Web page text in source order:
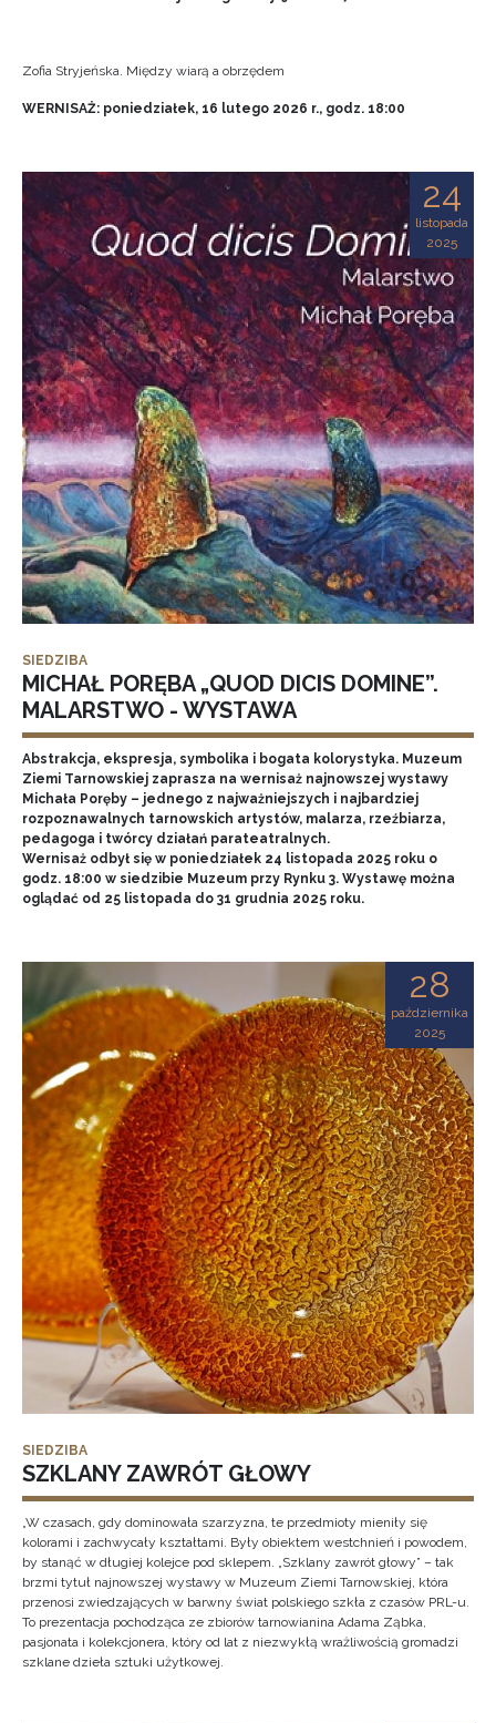
Zofia Stryjeńska. Między wiarą a obrzędem
WERNISAŻ: poniedziałek, 16 lutego 2026 r., godz. 18:00
24
listopada
2025
SIEDZIBA
MICHAŁ PORĘBA „QUOD DICIS DOMINE”.
MALARSTWO - WYSTAWA
Abstrakcja, ekspresja, symbolika i bogata kolorystyka. Muzeum
Ziemi Tarnowskiej zaprasza na wernisaż najnowszej wystawy
Michała Poręby – jednego z najważniejszych i najbardziej
rozpoznawalnych tarnowskich artystów, malarza, rzeźbiarza,
pedagoga i twórcy działań parateatralnych.
Wernisaż odbył się w poniedziałek 24 listopada 2025 roku o
godz. 18:00 w siedzibie Muzeum przy Rynku 3. Wystawę można
oglądać od 25 listopada do 31 grudnia 2025 roku.
28
października
2025
SIEDZIBA
SZKLANY ZAWRÓT GŁOWY
„W czasach, gdy dominowała szarzyzna, te przedmioty mieniły się
kolorami i zachwycały kształtami. Były obiektem westchnień i powodem,
by stanąć w długiej kolejce pod sklepem. „Szklany zawrót głowy” – tak
brzmi tytuł najnowszej wystawy w Muzeum Ziemi Tarnowskiej, która
przenosi zwiedzających w barwny świat polskiego szkła z czasów PRL-u.
To prezentacja pochodząca ze zbiorów tarnowianina Adama Ząbka,
pasjonata i kolekcjonera, który od lat z niezwykłą wrażliwością gromadzi
szklane dzieła sztuki użytkowej.